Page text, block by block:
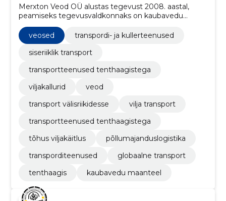
Merxton Veod OÜ alustas tegevust 2008. aastal,
peamiseks tegevusvaldkonnaks on kaubavedu
maanteel.
veosed
transpordi- ja kullerteenused
siseriiklik transport
transportteenused tenthaagistega
viljakallurid
veod
transport välisriikidesse
vilja transport
transportteenused tenthaagistega
tõhus viljakäitlus
põllumajanduslogistika
transporditeenused
globaalne transport
tenthaagis
kaubavedu maanteel